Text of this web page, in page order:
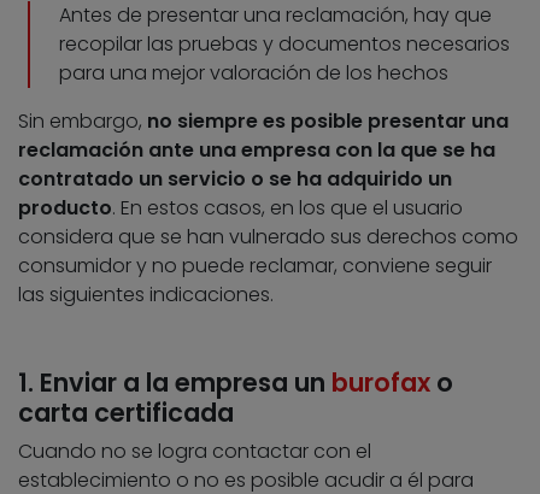
Antes de presentar una reclamación, hay que
recopilar las pruebas y documentos necesarios
para una mejor valoración de los hechos
Sin embargo, no siempre es posible presentar una
reclamación ante una empresa con la que se ha
contratado un servicio o se ha adquirido un
producto. En estos casos, en los que el usuario
considera que se han vulnerado sus derechos como
consumidor y no puede reclamar, conviene seguir
las siguientes indicaciones.
1. Enviar a la empresa un burofax o
carta certificada
Cuando no se logra contactar con el
establecimiento o no es posible acudir a él para